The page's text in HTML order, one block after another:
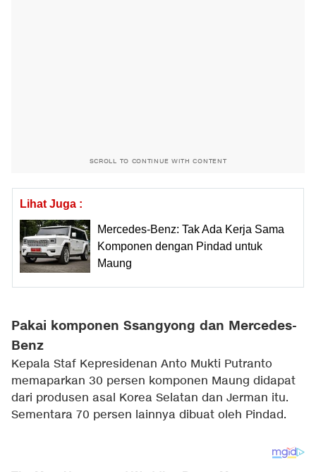
SCROLL TO CONTINUE WITH CONTENT
Lihat Juga :
Mercedes-Benz: Tak Ada Kerja Sama
Komponen dengan Pindad untuk
Maung
Pakai komponen Ssangyong dan Mercedes-
Benz
Kepala Staf Kepresidenan Anto Mukti Putranto
memaparkan 30 persen komponen Maung didapat
dari produsen asal Korea Selatan dan Jerman itu.
Sementara 70 persen lainnya dibuat oleh Pindad.